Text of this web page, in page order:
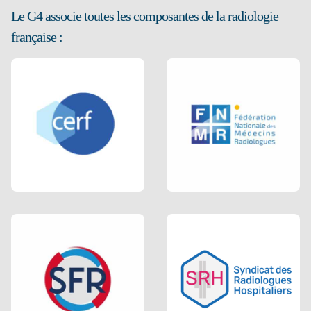
Le G4 associe toutes les composantes de la radiologie
française :